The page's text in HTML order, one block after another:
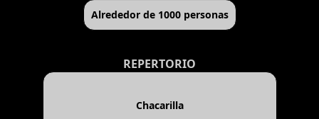
Alrededor de 1000 personas
REPERTORIO
Chacarilla